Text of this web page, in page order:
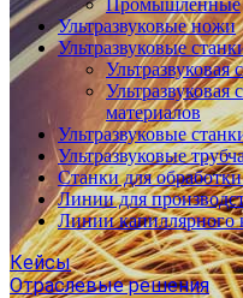
Промышленные
Ультразвуковые ножи
Ультразвуковые
Ультразвуковая
Ультразвуковая
материалов
Ультразвуковые
Ультразвуковые
Станки для
Линии для
Линии капиллярного
Кейсы
Отраслевые решения